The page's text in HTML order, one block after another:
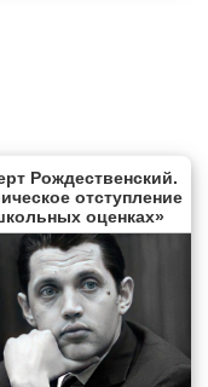
Рождественский.
отступление
оценках»